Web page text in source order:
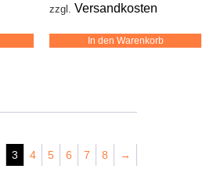
zzgl. Versandkosten
In den Warenkorb
3 4 5 6 7 8 →